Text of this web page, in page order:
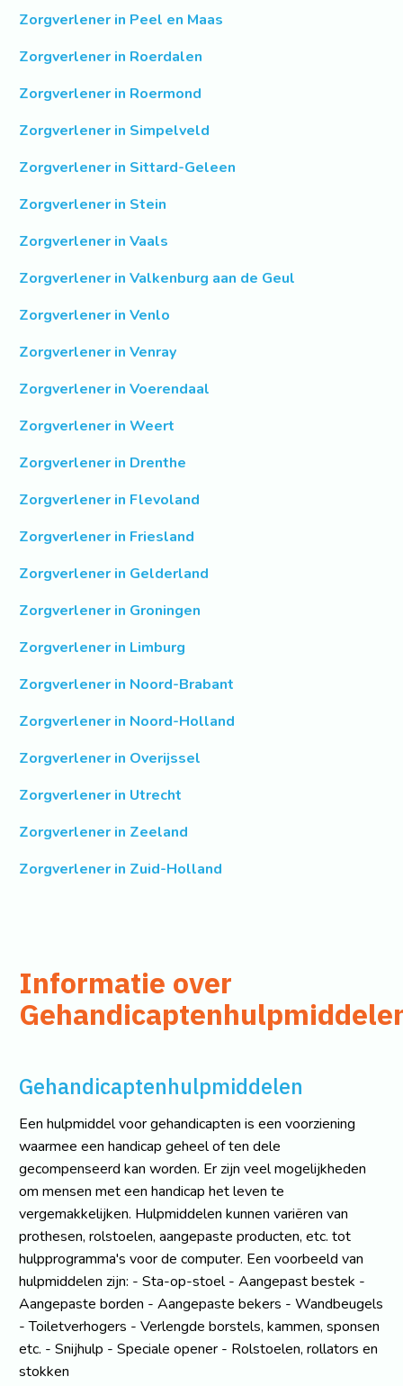
Zorgverlener in Peel en Maas
Zorgverlener in Roerdalen
Zorgverlener in Roermond
Zorgverlener in Simpelveld
Zorgverlener in Sittard-Geleen
Zorgverlener in Stein
Zorgverlener in Vaals
Zorgverlener in Valkenburg aan de Geul
Zorgverlener in Venlo
Zorgverlener in Venray
Zorgverlener in Voerendaal
Zorgverlener in Weert
Zorgverlener in Drenthe
Zorgverlener in Flevoland
Zorgverlener in Friesland
Zorgverlener in Gelderland
Zorgverlener in Groningen
Zorgverlener in Limburg
Zorgverlener in Noord-Brabant
Zorgverlener in Noord-Holland
Zorgverlener in Overijssel
Zorgverlener in Utrecht
Zorgverlener in Zeeland
Zorgverlener in Zuid-Holland
Informatie over
Gehandicaptenhulpmiddelen
Een hulpmiddel voor gehandicapten is een voorziening
waarmee een handicap geheel of ten dele
gecompenseerd kan worden. Er zijn veel mogelijkheden
om mensen met een handicap het leven te
vergemakkelijken. Hulpmiddelen kunnen variëren van
prothesen, rolstoelen, aangepaste producten, etc. tot
hulpprogramma's voor de computer. Een voorbeeld van
hulpmiddelen zijn: - Sta-op-stoel - Aangepast bestek -
Aangepaste borden - Aangepaste bekers - Wandbeugels
- Toiletverhogers - Verlengde borstels, kammen, sponsen
etc. - Snijhulp - Speciale opener - Rolstoelen, rollators en
stokken